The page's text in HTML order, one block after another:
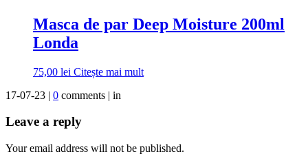
Masca de par Deep Moisture 200ml
Londa
75,00 lei Citește mai mult
17-07-23 | 0 comments | in
Leave a reply
Your email address will not be published.